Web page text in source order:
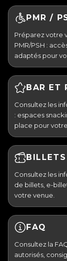
PMR /
Préparez votre
PMR/PSH :
adaptés pour
BAR ET
Consultez les
: espaces
place pour
BILLETS
Consultez les
de billets, e-
votre venue.
FAQ
Consultez la
autorisés,